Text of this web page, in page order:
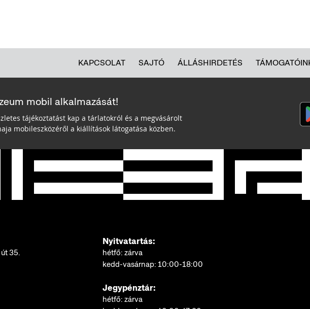
KAPCSOLAT SAJTÓ ÁLLÁSHIRDETÉS
mobil alkalmazását!
tájékoztatást kap a tárlatokról és a megvásárolt
mobileszközéről a kiállítások látogatása közben.
35.
Nyitvatartás:
hétfő: zárva
kedd-vasárnap: 10:00-18:00
Jegypénztár:
hétfő: zárva